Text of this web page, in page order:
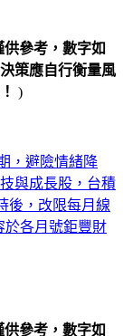
參考，數字如
策應自行衡量風
)
，避險情緒降
與成長股，台積
後，改限每月線
於各月號鉅豐財
參考，數字如